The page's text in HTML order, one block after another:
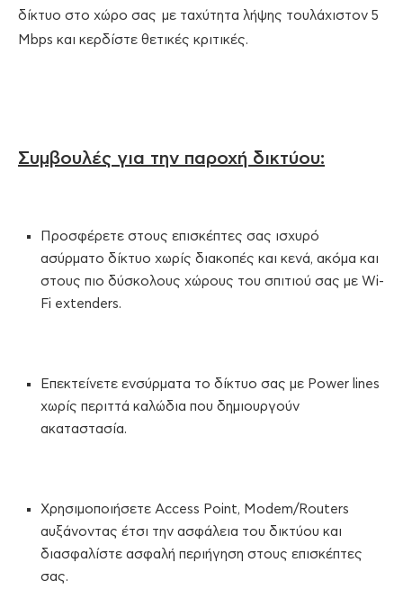
δίκτυο στο χώρο σας με ταχύτητα λήψης τουλάχιστον 5
Mbps και κερδίστε θετικές κριτικές.
Συμβουλές για την παροχή δικτύου:
Προσφέρετε στους επισκέπτες σας ισχυρό
ασύρματο δίκτυο χωρίς διακοπές και κενά, ακόμα και
στους πιο δύσκολους χώρους του σπιτιού σας με Wi-
Fi extenders.
Επεκτείνετε ενσύρματα το δίκτυο σας με Power lines
χωρίς περιττά καλώδια που δημιουργούν
ακαταστασία.
Χρησιμοποιήσετε Access Point, Modem/Routers
αυξάνοντας έτσι την ασφάλεια του δικτύου και
διασφαλίστε ασφαλή περιήγηση στους επισκέπτες
σας.